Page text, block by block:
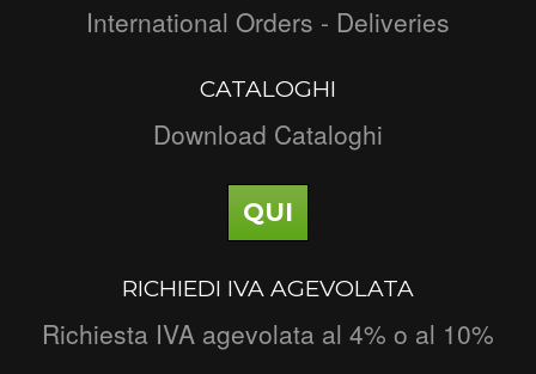
International Orders - Deliveries
CATALOGHI
Download Cataloghi
QUI
RICHIEDI IVA AGEVOLATA
Richiesta IVA agevolata al 4% o al 10%